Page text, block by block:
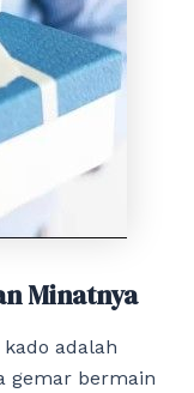
Minatnya
adalah
gemar bermain